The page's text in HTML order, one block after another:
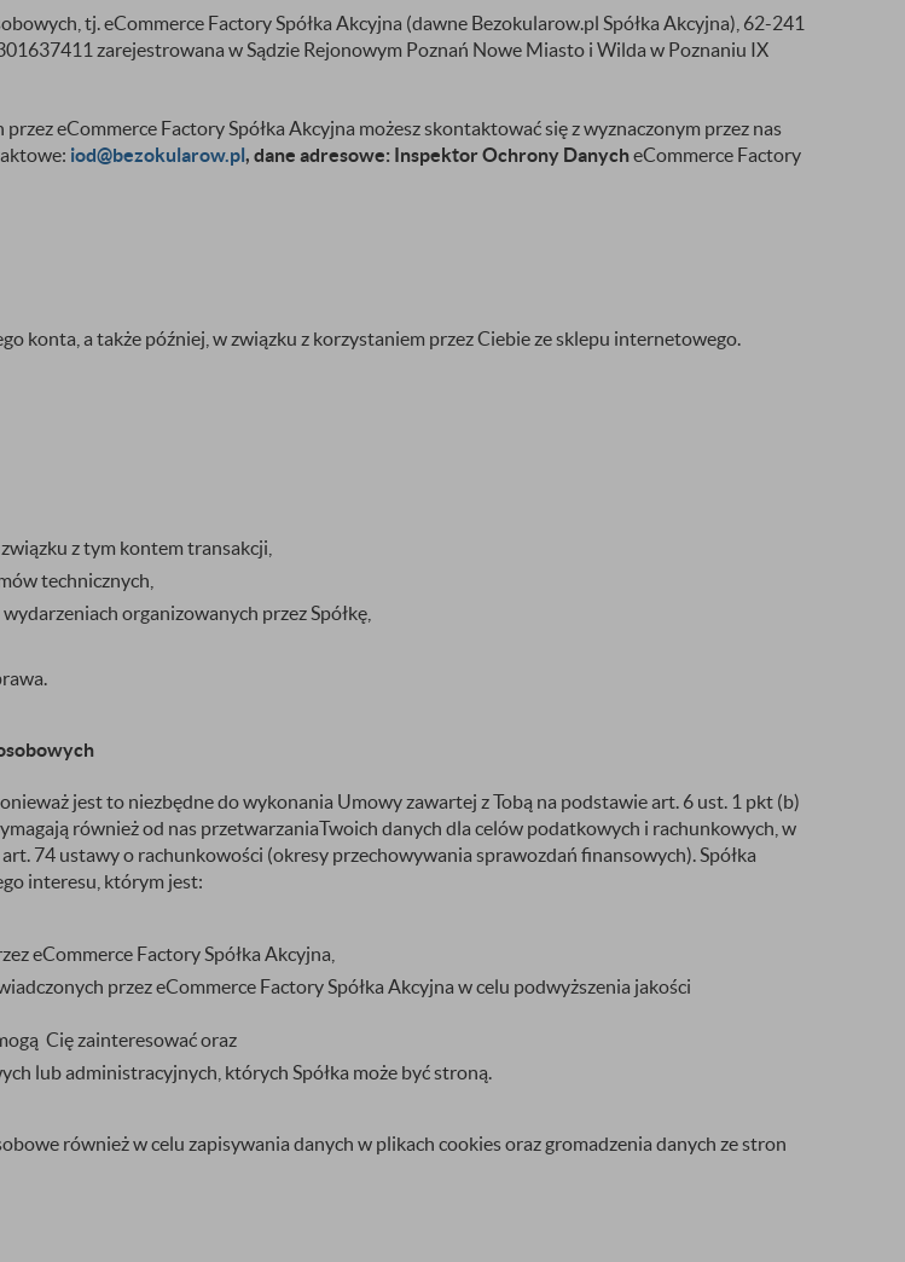
tj. eCommerce Factory Spółka Akcyjna (dawne Bezokularow.pl Spółka Akcyjna), 62-241
zarejestrowana w Sądzie Rejonowym Poznań Nowe Miasto i Wilda w Poznaniu IX
eCommerce Factory Spółka Akcyjna możesz skontaktować się z wyznaczonym przez nas
iod@bezokularow.pl, dane adresowe: Inspektor Ochrony DanycheCommerce Factory
konta, a także później, w związku z korzystaniem przez Ciebie ze sklepu internetowego.
z tym kontem transakcji,
technicznych,
organizowanych przez Spółkę,
jest to niezbędne do wykonania Umowy zawartej z Tobą na podstawie art. 6 ust. 1 pkt (b)
również od nas przetwarzaniaTwoich danych dla celów podatkowych i rachunkowych, w
74 ustawy o rachunkowości (okresy przechowywania sprawozdań finansowych). Spółka
interesu, którym jest:
eCommerce Factory Spółka Akcyjna,
przez eCommerce Factory Spółka Akcyjna w celu podwyższenia jakości
Cię zainteresować oraz
lub administracyjnych, których Spółka może być stroną.
również w celu zapisywania danych w plikach cookies oraz gromadzenia danych ze stron